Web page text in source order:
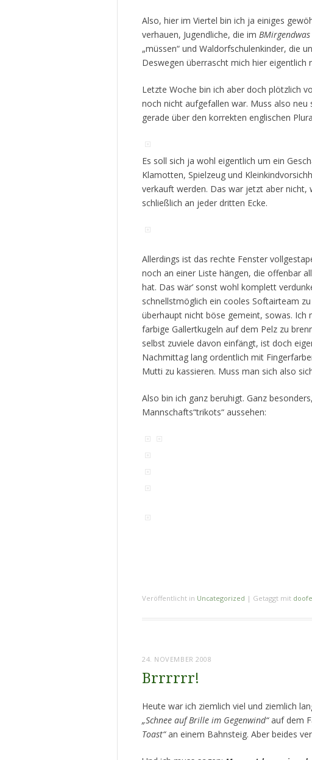
Also, hier im Viertel bin ich ja einiges
verhauen, Jugendliche, die im BMirgendwas
„müssen“ und Waldorfschulenkinder, die
Deswegen überrascht mich hier eigentlich
Letzte Woche bin ich aber doch plötzlich
noch nicht aufgefallen war. Muss also neu
gerade über den korrekten englischen
Es soll sich ja wohl eigentlich um ein
Klamotten, Spielzeug und
verkauft werden. Das war jetzt aber nicht,
schließlich an jeder dritten Ecke.
Allerdings ist das rechte Fenster
noch an einer Liste hängen, die offenbar
hat. Das wär’ sonst wohl komplett
schnellstmöglich ein cooles Softairteam
überhaupt nicht böse gemeint, sowas. Ich
farbige Gallertkugeln auf dem Pelz zu
selbst zuviele davon einfängt, ist doch
Nachmittag lang ordentlich mit
Mutti zu kassieren. Muss man sich also
Also bin ich ganz beruhigt. Ganz
Mannschafts“trikots“ aussehen:
Veröffentlicht in Uncategorized | Getaggt mit
24. NOVEMBER 2008
Brrrrrr!
Heute war ich ziemlich viel und ziemlich
„Schnee auf Brille im Gegenwind“auf dem
Toast“an einem Bahnsteig. Aber beides